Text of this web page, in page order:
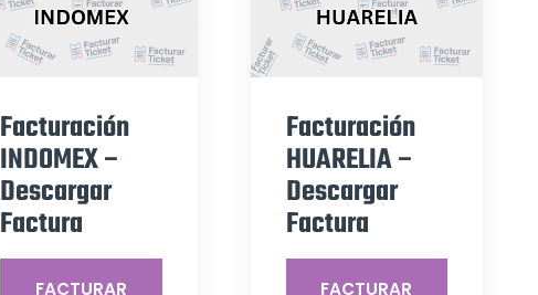
Facturación
INDOMEX –
Descargar
Factura
FACTURAR
Facturación
HUARELIA –
Descargar
Factura
FACTURAR